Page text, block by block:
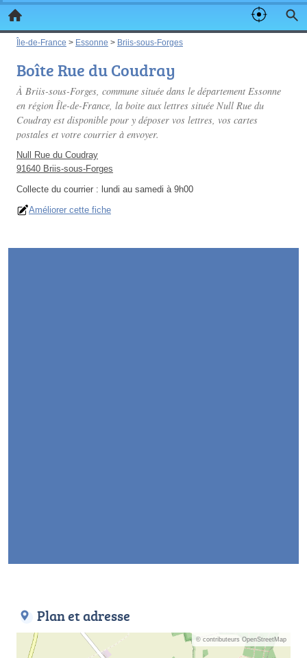
Île-de-France > Essonne > Briis-sous-Forges
Boîte Rue du Coudray
À Briis-sous-Forges, commune située dans le département Essonne
en région Île-de-France, la boite aux lettres située Null Rue du
Coudray est disponible pour y déposer vos lettres, vos cartes
postales et votre courrier à envoyer.
Null Rue du Coudray
91640 Briis-sous-Forges
Collecte du courrier : lundi au samedi à 9h00
Améliorer cette fiche
Plan et adresse
© contributeurs OpenStreetMap